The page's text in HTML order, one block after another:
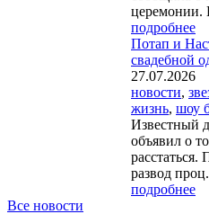
церемонии.
подробнее
Потап и
свадебной
27.07.2026
новости,
жизнь, шоу
Известный
объявил о
развод
подробнее
Все новости